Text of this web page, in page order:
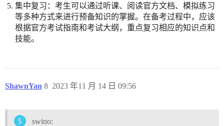
集中复习：考生可以通过听课、阅读官方文档、模拟练习
等多种方式来进行预备知识的掌握。在备考过程中，应该
根据官方考试指南和考试大纲，重点复习相应的知识点和
技能。
ShawnYan 2023 年11 月 14 日 09:56
8
swino: